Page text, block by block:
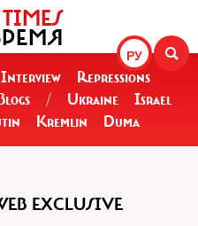
РУ
Interview
Repressions
/ Ukraine
Israel
Kremlin Duma
EXCLUSIVE